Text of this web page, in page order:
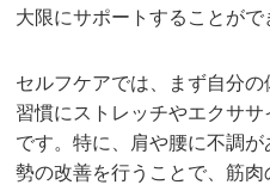
大限にサポートすることがで
セルフケアでは、まず自分
習慣にストレッチやエクサ
です。特に、肩や腰に不調
勢の改善を行うことで、筋